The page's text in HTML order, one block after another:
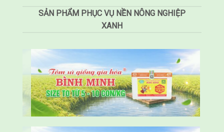
SẢN PHẨM PHỤC VỤ NỀN NÔNG NGHIỆP
XANH